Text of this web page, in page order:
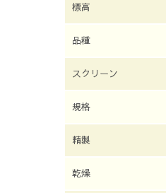
標高
品種
スクリーン
規格
精製
乾燥